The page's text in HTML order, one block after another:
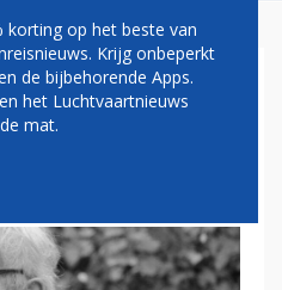
DE
korting op het beste van
Krijg onbeperkt
de bijbehorende Apps.
het Luchtvaartnieuws
mat.